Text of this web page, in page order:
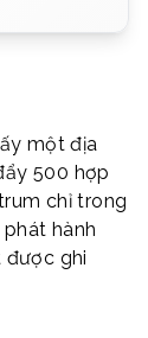
một địa
500 hợp
chỉ trong
hành
được ghi